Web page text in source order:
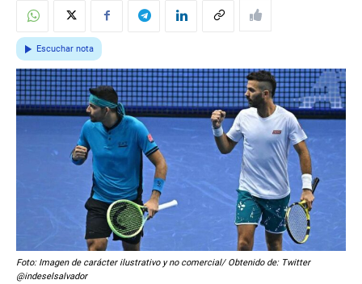
Escuchar nota
Foto: Imagen de carácter ilustrativo y no comercial/ Obtenido de: Twitter
@indeselsalvador